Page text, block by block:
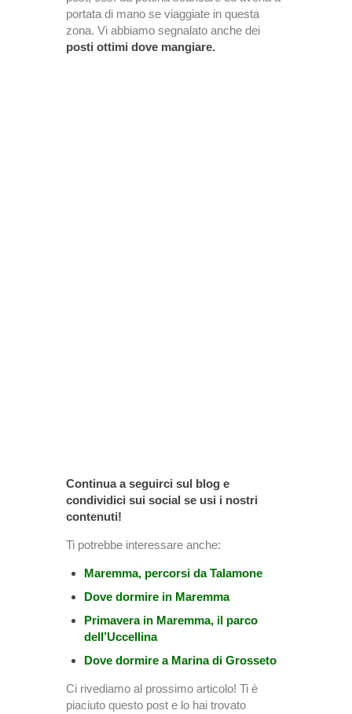
portata di mano se viaggiate in questa
zona. Vi abbiamo segnalato anche dei
posti ottimi dove mangiare.
Continua a seguirci sul blog e
condividici sui social se usi i nostri
contenuti!
Ti potrebbe interessare anche:
Maremma, percorsi da Talamone
Dove dormire in Maremma
Primavera in Maremma, il parco
dell’Uccellina
Dove dormire a Marina di Grosseto
Ci rivediamo al prossimo articolo! Ti è
piaciuto questo post e lo hai trovato